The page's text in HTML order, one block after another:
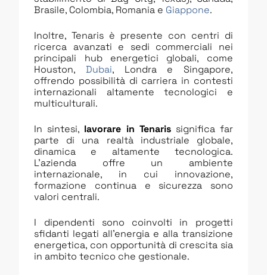
Brasile, Colombia, Romania e Giappone.
Inoltre, Tenaris è presente con centri di
ricerca avanzati e sedi commerciali nei
principali hub energetici globali, come
Houston, Dubai, Londra e Singapore,
offrendo possibilità di carriera in contesti
internazionali altamente tecnologici e
multiculturali.
In sintesi, lavorare in Tenarissignifica far
parte di una realtà industriale globale,
dinamica e altamente tecnologica.
L’azienda offre un ambiente
internazionale, in cui innovazione,
formazione continua e sicurezza sono
valori centrali.
I dipendenti sono coinvolti in progetti
sfidanti legati all’energia e alla transizione
energetica, con opportunità di crescita sia
in ambito tecnico che gestionale.